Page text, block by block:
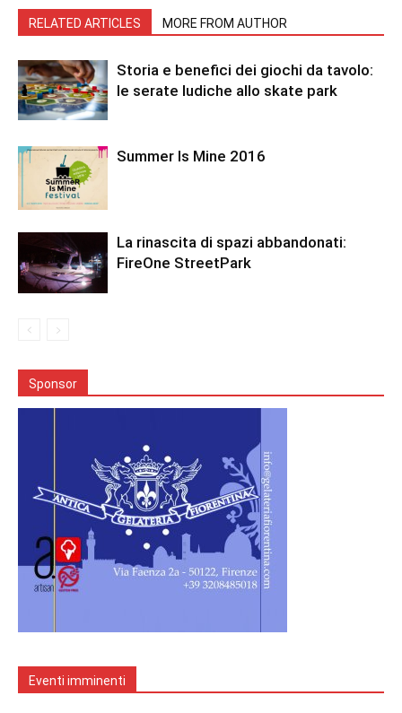
RELATED ARTICLES MORE FROM AUTHOR
Storia e benefici dei giochi da tavolo:
le serate ludiche allo skate park
Summer Is Mine 2016
La rinascita di spazi abbandonati:
FireOne StreetPark
Sponsor
Eventi imminenti